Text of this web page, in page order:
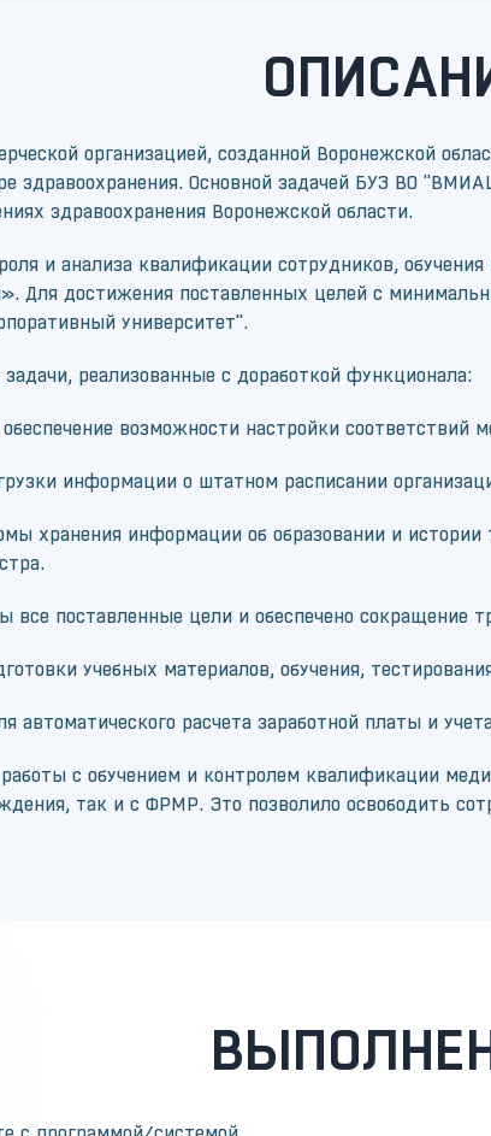
организацией, созданной Воронежской
здравоохранения. Основной задачей БУЗ ВО
здравоохранения Воронежской области.
и анализа квалификации сотрудников,
Для достижения поставленных целей с
университет".
реализованные с доработкой функционала:
возможности настройки
информации о штатном расписании
хранения информации об образовании и
все поставленные цели и обеспечено сокращение
учебных материалов, обучения,
автоматического расчета заработной платы и
с обучением и контролем квалификации
так и с ФРМР. Это позволило освободить